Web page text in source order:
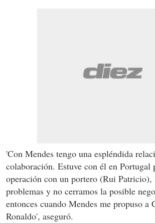
'Con Mendes tengo una espléndida
colaboración. Estuve con él en Portugal
operación con un portero (Rui Patricio),
problemas y no cerramos la posible
entonces cuando Mendes me propuso a
Ronaldo', aseguró.